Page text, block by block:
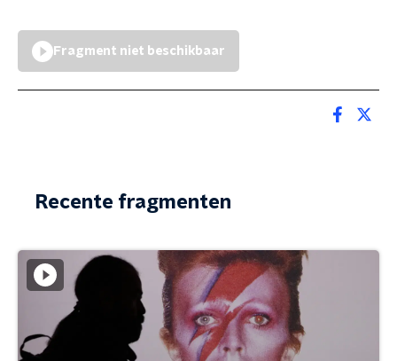
Fragment niet beschikbaar
Recente fragmenten